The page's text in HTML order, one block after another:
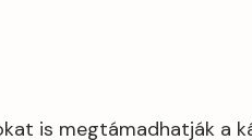
is megtámadhatják a